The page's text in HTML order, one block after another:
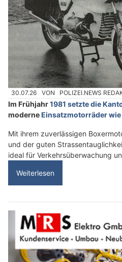
30.07.26 VON POLIZEI.NEWS
Im Frühjahr1981 setzte die
moderneEinsatzmotorräder wie
Mit ihrem zuverlässigen
und der guten
ideal für Verkehrsüberwachung
Weiterlesen